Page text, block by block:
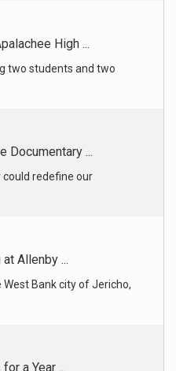
High ...
two students and two
Documentary ...
redefine our
Allenby ...
Bank city of Jericho,
a Year ...